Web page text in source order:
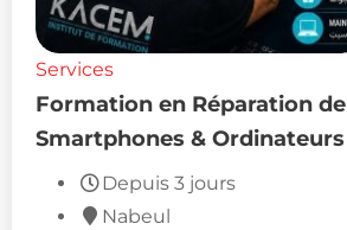
Services
Formation en Réparation de
Smartphones & Ordinateurs
Depuis 3 jours
Nabeul